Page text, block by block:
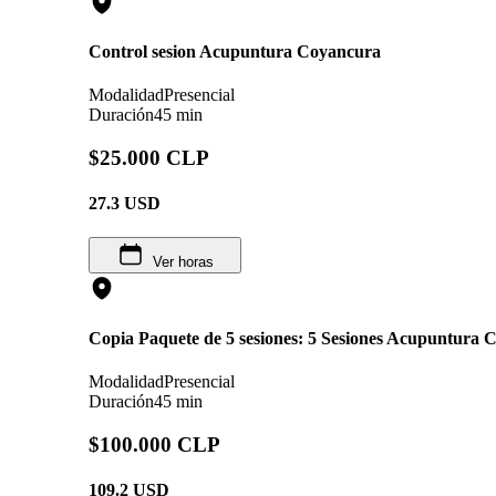
Control sesion Acupuntura Coyancura
ModalidadPresencial
Duración45 min
$25.000 CLP
27.3 USD
Ver horas
Copia Paquete de 5 sesiones: 5 Sesiones Acupuntura
ModalidadPresencial
Duración45 min
$100.000 CLP
109.2 USD